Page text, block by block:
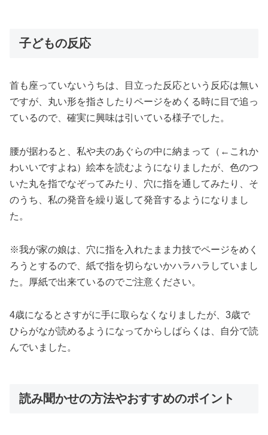
子どもの反応
首も座っていないうちは、目立った反応という反応は無い
ですが、丸い形を指さしたりページをめくる時に目で追っ
ているので、確実に興味は引いている様子でした。
腰が据わると、私や夫のあぐらの中に納まって（←これか
わいいですよね）絵本を読むようになりましたが、色のつ
いた丸を指でなぞってみたり、穴に指を通してみたり、そ
のうち、私の発音を繰り返して発音するようになりまし
た。
※我が家の娘は、穴に指を入れたまま力技でページをめく
ろうとするので、紙で指を切らないかハラハラしていまし
た。厚紙で出来ているのでご注意ください。
4歳になるとさすがに手に取らなくなりましたが、3歳で
ひらがなが読めるようになってからしばらくは、自分で読
んでいました。
読み聞かせの方法やおすすめのポイント